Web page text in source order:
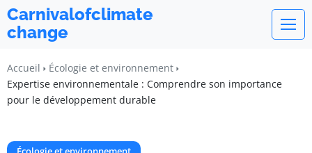
Carnivalofclimate
change
Accueil
Écologie et environnement
Expertise environnementale : Comprendre son importance
pour le développement durable